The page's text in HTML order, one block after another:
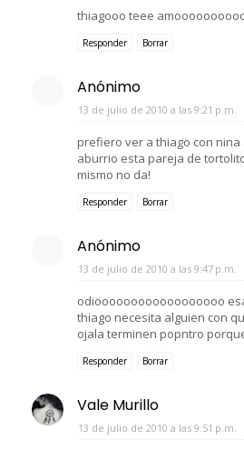
thiagooo teee
Responder Borrar
Anónimo
13 de julio de 2010 a las 9:21 p.m.
prefiero ver a thiago con
aburrio esta pareja de
mismo no da!
Responder Borrar
Anónimo
13 de julio de 2010 a las 9:47 p.m.
odioooooooooooooooooo
thiago necesita alguien con
ojala terminen popntro
Responder Borrar
Vale Murillo
13 de julio de 2010 a las 9:51 p.m.